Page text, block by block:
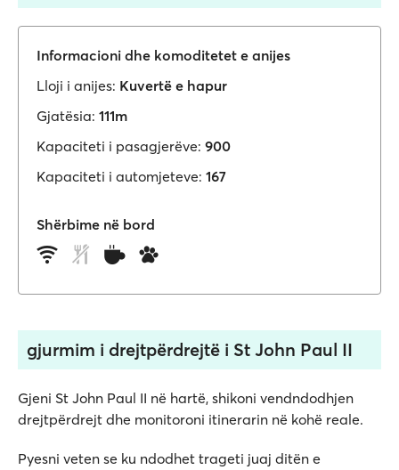
Informacioni dhe komoditetet e anijes
Lloji i anijes: Kuvertë e hapur
Gjatësia: 111m
Kapaciteti i pasagjerëve: 900
Kapaciteti i automjeteve: 167
Shërbime në bord
gjurmim i drejtpërdrejtë i St John Paul II
Gjeni St John Paul II në hartë, shikoni vendndodhjen
drejtpërdrejt dhe monitoroni itinerarin në kohë reale.
Pyesni veten se ku ndodhet trageti juaj ditën e